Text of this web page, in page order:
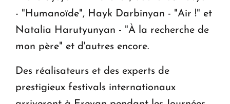
- "Humanoïde", Hayk Darbinyan - "Air !" et
Natalia Harutyunyan - "À la recherche de
mon père" et d'autres encore.
Des réalisateurs et des experts de
prestigieux festivals internationaux